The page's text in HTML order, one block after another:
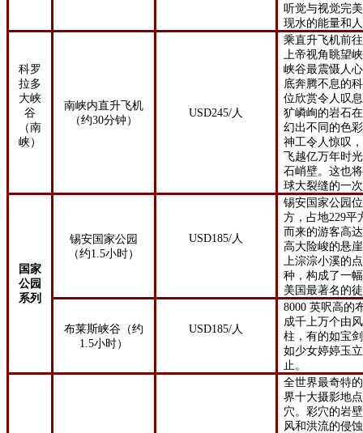
听觉与视觉完
现水的能量和
科罗
拉多
大峡
谷
（南
峡）
南峡内直升飞机
（约30分钟）
USD245/人
乘直升飞机前
上帝视角眺望
峡谷最震慑人
底奔腾不息的
位欣赏令人叹
犷嶙峋的岩石
幻出不同的色
神工令人惊叹
飞越亿万年时
石峭壁。这也
球大裂缝的一
国家
公园
系列
锡安国家公园
（约1.5小时）
USD185/人
锡安国家公园
方，占地229平
而来的游客高
高大险峻的悬
上淙淙小溪的
种，构成了一
美国最著名的
布莱斯峡谷（约
1.5小时）
USD185/人
8000 英呎高的
成千上万个由
柱，有的如宝
如少女婷婷玉
止。
全世界最奇特
界十大摄影地
穴。彩穴的岩
风和洪流的侵